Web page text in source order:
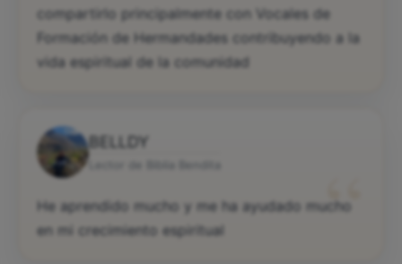
compartirlo principalmente con Vocales de
Formación de Hermandades contribuyendo a la
vida espiritual de la comunidad
BELLDY
“
He aprendido mucho y me ha ayudado mucho
en mi crecimiento espiritual